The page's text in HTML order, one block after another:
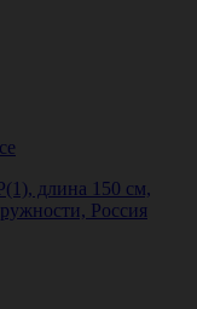
длина 150 см,
Россия